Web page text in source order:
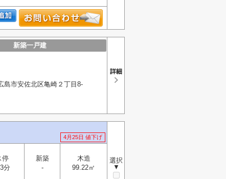
新築一戸建
島市安佐北区亀崎２丁目8-
4月25日 値下げ
選択
▼
停
分
新築
-
木造
99.22㎡